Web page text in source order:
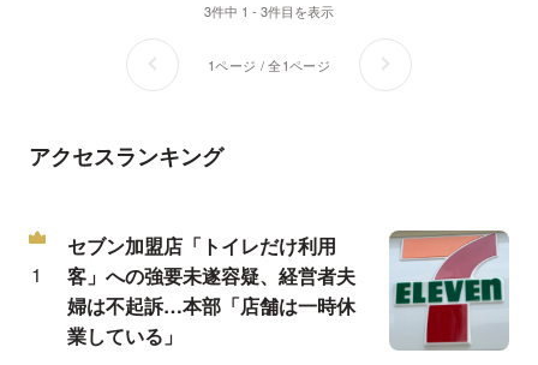
3件中 1 - 3件目を表示
1ページ / 全1ページ
アクセスランキング
セブン加盟店「トイレだけ利用
客」への強要未遂容疑、経営者夫
婦は不起訴…本部「店舗は一時休
業している」